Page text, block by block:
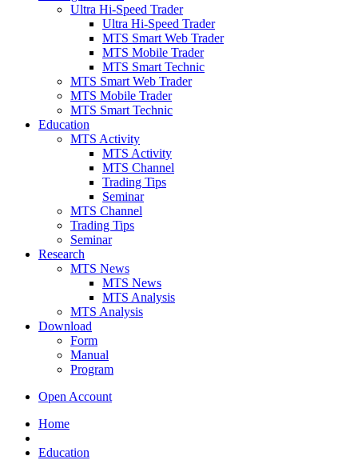
Ultra Hi-Speed Trader
Ultra Hi-Speed Trader
MTS Smart Web Trader
MTS Mobile Trader
MTS Smart Technic
MTS Smart Web Trader
MTS Mobile Trader
MTS Smart Technic
Education
MTS Activity
MTS Activity
MTS Channel
Trading Tips
Seminar
MTS Channel
Trading Tips
Seminar
Research
MTS News
MTS News
MTS Analysis
MTS Analysis
Download
Form
Manual
Program
Open Account
Home
Education